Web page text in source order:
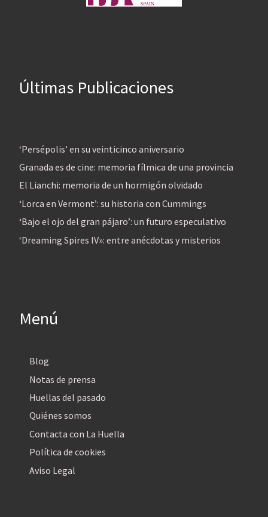
Últimas Publicaciones
‘Persépolis’ en su veinticinco aniversario
Granada es de cine: memoria fílmica de una provincia
El Lianchi: memoria de un hormigón olvidado
‘Lorca en Vermont’: su historia con Cummings
‘Bajo el ojo del gran pájaro’: un futuro especulativo
‘Dreaming Spires IV»: entre anécdotas y misterios
Menú
Blog
Notas de prensa
Huellas del pasado
Quiénes somos
Contacta con La Huella
Política de cookies
Aviso Legal